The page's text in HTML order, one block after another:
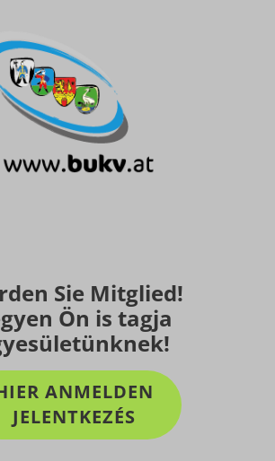
Sie Mitglied!
Ön is tagja
ANMELDEN
JELENTKEZÉS